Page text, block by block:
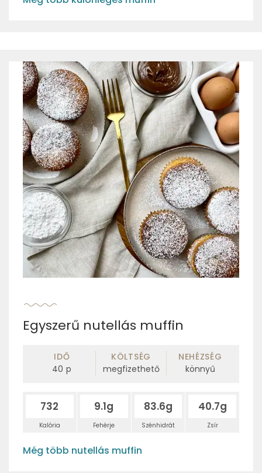
Egyszerű nutellás muffin
IDŐ
40 p
KÖLTSÉG
megfizethető
NEHÉZSÉG
könnyű
732
Kalória
9.1g
Fehérje
83.6g
Szénhidrát
40.7g
Zsír
Még több nutellás muffin